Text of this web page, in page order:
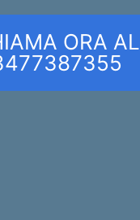
ORA AL